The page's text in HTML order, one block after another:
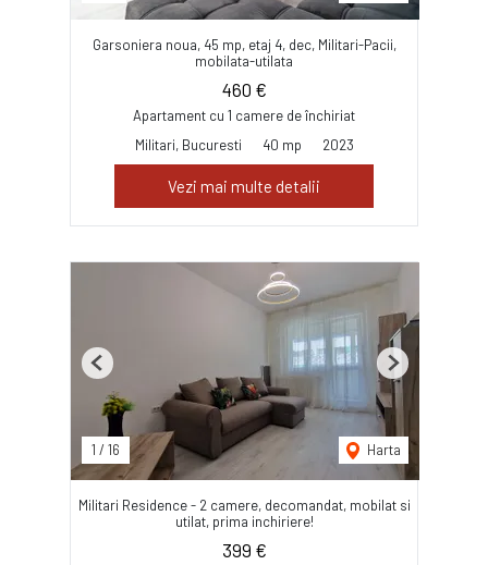
Garsoniera noua, 45 mp, etaj 4, dec, Militari-Pacii,
mobilata-utilata
460 €
Apartament cu 1 camere de închiriat
Militari, Bucuresti
40 mp 2023
Vezi mai multe detalii
1 / 16 Harta
Previous Next
Militari Residence - 2 camere, decomandat, mobilat si
utilat, prima inchiriere!
399 €